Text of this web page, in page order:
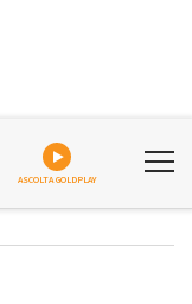
ASCOLTA GOLDPLAY